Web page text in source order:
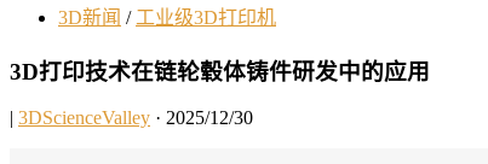
3D新闻 / 工业级3D打印机
3D打印技术在链轮毂体铸件研发中的应用
| 3DScienceValley · 2025/12/30